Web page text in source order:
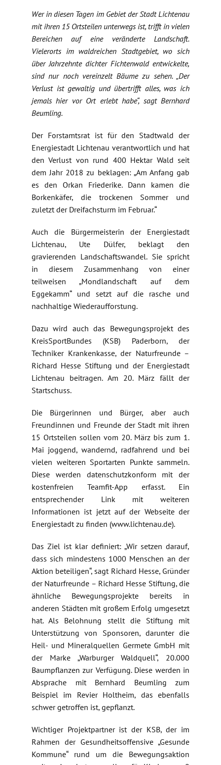
Wer in diesen Tagen im Gebiet der Stadt Lichtenau
mit ihren 15 Ortsteilen unterwegs ist, trifft in vielen
Bereichen auf eine veränderte Landschaft.
Vielerorts im waldreichen Stadtgebiet, wo sich
über Jahrzehnte dichter Fichtenwald entwickelte,
sind nur noch vereinzelt Bäume zu sehen. „Der
Verlust ist gewaltig und übertrifft alles, was ich
jemals hier vor Ort erlebt habe“, sagt Bernhard
Beumling.
Der Forstamtsrat ist für den Stadtwald der
Energiestadt Lichtenau verantwortlich und hat
den Verlust von rund 400 Hektar Wald seit
dem Jahr 2018 zu beklagen: „Am Anfang gab
es den Orkan Friederike. Dann kamen die
Borkenkäfer, die trockenen Sommer und
zuletzt der Dreifachsturm im Februar.“
Auch die Bürgermeisterin der Energiestadt
Lichtenau, Ute Dülfer, beklagt den
gravierenden Landschaftswandel. Sie spricht
in diesem Zusammenhang von einer
teilweisen „Mondlandschaft auf dem
Eggekamm“ und setzt auf die rasche und
nachhaltige Wiederaufforstung.
Dazu wird auch das Bewegungsprojekt des
KreisSportBundes (KSB) Paderborn, der
Techniker Krankenkasse, der Naturfreunde –
Richard Hesse Stiftung und der Energiestadt
Lichtenau beitragen. Am 20. März fällt der
Startschuss.
Die Bürgerinnen und Bürger, aber auch
Freundinnen und Freunde der Stadt mit ihren
15 Ortsteilen sollen vom 20. März bis zum 1.
Mai joggend, wandernd, radfahrend und bei
vielen weiteren Sportarten Punkte sammeln.
Diese werden datenschutzkonform mit der
kostenfreien Teamfit-App erfasst. Ein
entsprechender Link mit weiteren
Informationen ist jetzt auf der Webseite der
Energiestadt zu finden (www.lichtenau.de).
Das Ziel ist klar definiert: „Wir setzen darauf,
dass sich mindestens 1000 Menschen an der
Aktion beteiligen“, sagt Richard Hesse, Gründer
der Naturfreunde – Richard Hesse Stiftung, die
ähnliche Bewegungsprojekte bereits in
anderen Städten mit großem Erfolg umgesetzt
hat. Als Belohnung stellt die Stiftung mit
Unterstützung von Sponsoren, darunter die
Heil- und Mineralquellen Germete GmbH mit
der Marke „Warburger Waldquell“, 20.000
Baumpflanzen zur Verfügung. Diese werden in
Absprache mit Bernhard Beumling zum
Beispiel im Revier Holtheim, das ebenfalls
schwer getroffen ist, gepflanzt.
Wichtiger Projektpartner ist der KSB, der im
Rahmen der Gesundheitsoffensive „Gesunde
Kommune“ rund um die Bewegungsaktion